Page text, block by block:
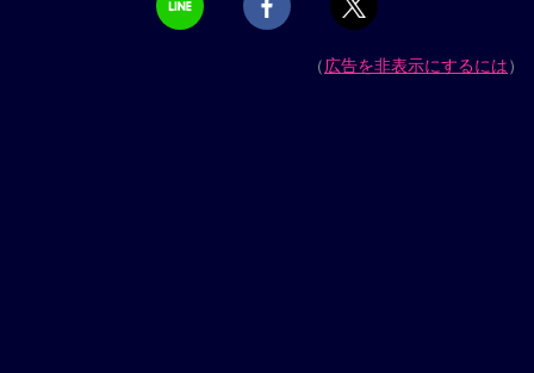
（広告を非表示にするには）